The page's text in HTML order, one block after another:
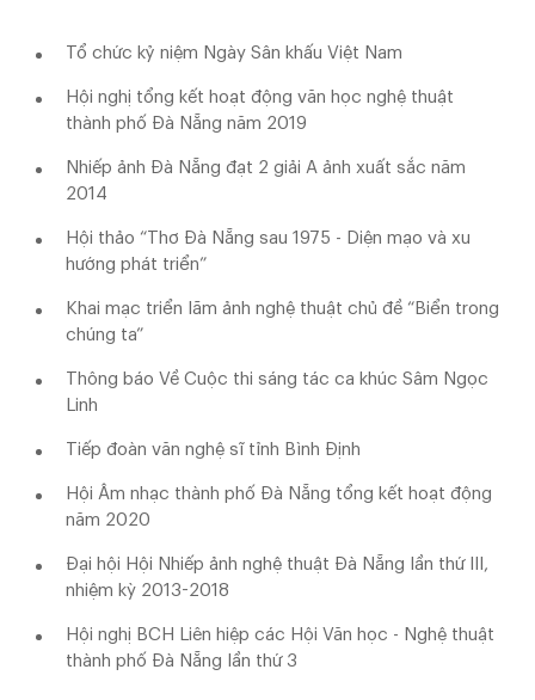
Tổ chức kỷ niệm Ngày Sân khấu Việt Nam
Hội nghị tổng kết hoạt động văn học nghệ thuật
thành phố Đà Nẵng năm 2019
Nhiếp ảnh Đà Nẵng đạt 2 giải A ảnh xuất sắc năm
2014
Hội thảo “Thơ Đà Nẵng sau 1975 - Diện mạo và xu
hướng phát triển”
Khai mạc triển lãm ảnh nghệ thuật chủ đề “Biển trong
chúng ta”
Thông báo Về Cuộc thi sáng tác ca khúc Sâm Ngọc
Linh
Tiếp đoàn văn nghệ sĩ tỉnh Bình Định
Hội Âm nhạc thành phố Đà Nẵng tổng kết hoạt động
năm 2020
Đại hội Hội Nhiếp ảnh nghệ thuật Đà Nẵng lần thứ III,
nhiệm kỳ 2013-2018
Hội nghị BCH Liên hiệp các Hội Văn học - Nghệ thuật
thành phố Đà Nẵng lần thứ 3